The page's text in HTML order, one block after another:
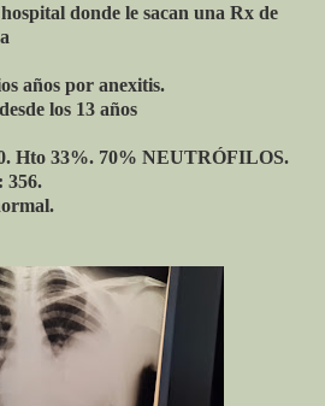
donde le sacan una Rx de
años por anexitis.
los 13 años
Hto 33%. 70% NEUTRÓFILOS.
356.